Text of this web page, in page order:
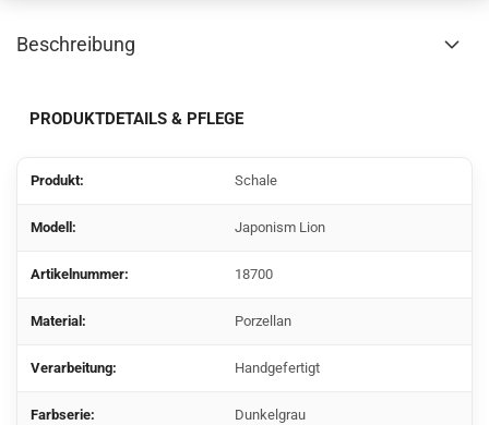
Beschreibung
PRODUKTDETAILS & PFLEGE
Produkt: Schale
Modell: Japonism Lion
Artikelnummer: 18700
Material: Porzellan
Verarbeitung: Handgefertigt
Farbserie: Dunkelgrau